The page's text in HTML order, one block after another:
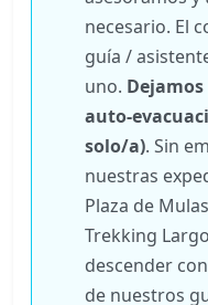
necesario. El
guía /
uno.
auto-
solo/a). Sin
nuestras
Plaza de
Trekking
descender
de nuestros